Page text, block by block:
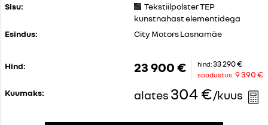
Sisu:
Tekstiilpolster TEP
kunstnahast elementidega
Esindus:
City Motors Lasnamäe
Hind: 23 900 € hind:33 290 €
soodustus: 9 390 €
Kuumaks:
alates 304 €/kuus